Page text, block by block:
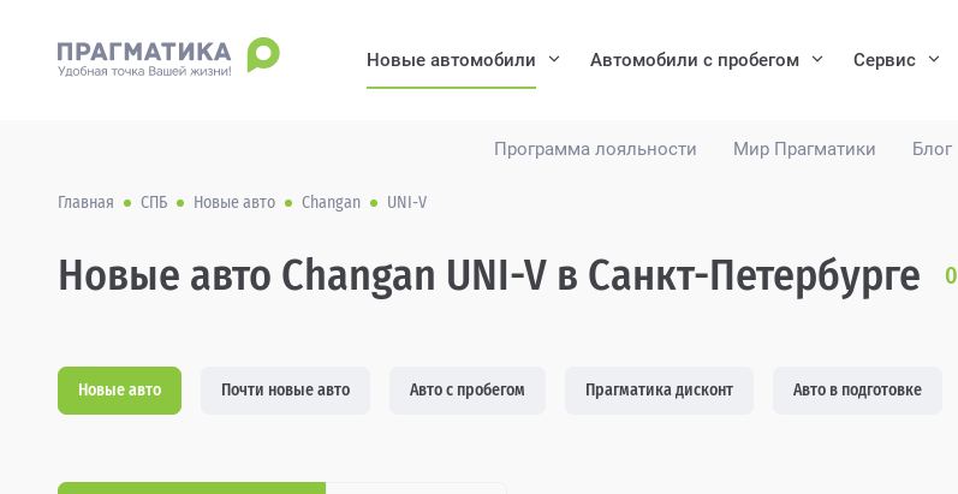
Программа лояльности Мир Прагматики Блог
Новые автомобили Автомобили с пробегом Сервис
Главная СПБ Новые авто Changan UNI-V
Новые авто Changan UNI-V в Санкт-Петербурге 0
Новые авто Почти новые авто Авто с пробегом Прагматика дисконт Авто в подготовке